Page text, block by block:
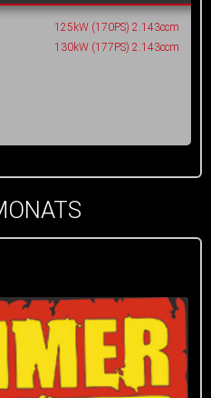
125kW (170PS) 2.143ccm
130kW (177PS) 2.143ccm